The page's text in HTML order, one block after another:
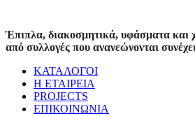
Έπιπλα, διακοσμητικά, υφάσματα και
από συλλογές που ανανεώνονται
ΚΑΤΑΛΟΓΟΙ
Η ΕΤΑΙΡΕΙΑ
PROJECTS
ΕΠΙΚΟΙΝΩΝΙΑ